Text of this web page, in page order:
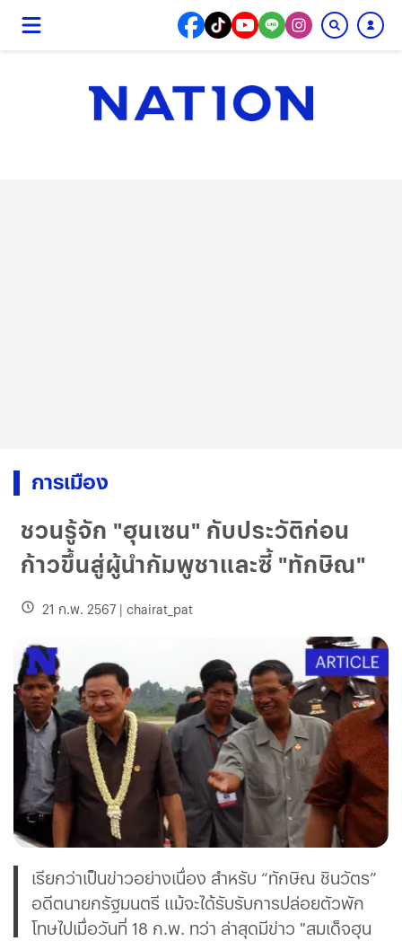
การเมือง
ชวนรู้จัก "ฮุนเซน" กับประวัติก่อน
ก้าวขึ้นสู่ผู้นำกัมพูชาและซี้ "ทักษิณ"
21 ก.พ. 2567 | chairat_pat
เรียกว่าเป็นข่าวอย่างเนื่อง สำหรับ “ทักษิณ ชินวัตร”
อดีตนายกรัฐมนตรี แม้จะได้รับรับการปล่อยตัวพัก
โทษไปเมื่อวันที่ 18 ก.พ. ทว่า ล่าสุดมีข่าว "สมเด็จฮุน